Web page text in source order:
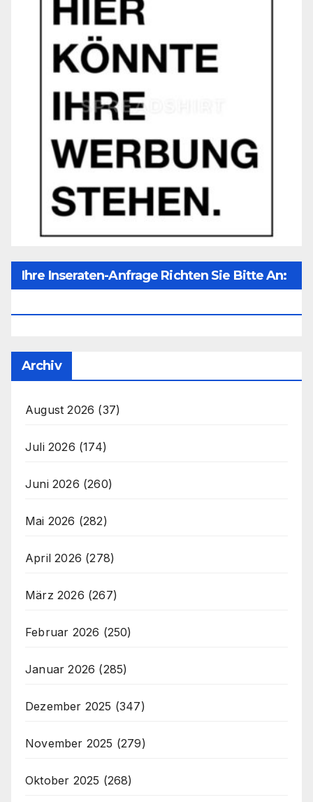
Ihre Inseraten-Anfrage Richten Sie Bitte An:
Archiv
August 2026 (37)
Juli 2026 (174)
Juni 2026 (260)
Mai 2026 (282)
April 2026 (278)
März 2026 (267)
Februar 2026 (250)
Januar 2026 (285)
Dezember 2025 (347)
November 2025 (279)
Oktober 2025 (268)